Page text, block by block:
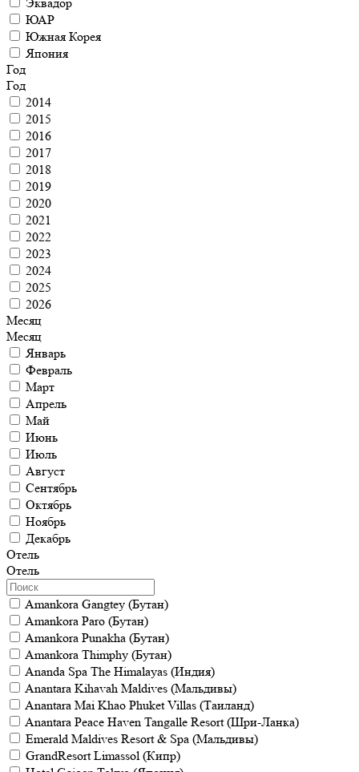
ЮАР
Южная Корея
Япония
Год
Год
2014
2015
2016
2017
2018
2019
2020
2021
2022
2023
2024
2025
2026
Месяц
Месяц
Январь
Февраль
Март
Апрель
Май
Июнь
Июль
Август
Сентябрь
Октябрь
Ноябрь
Декабрь
Отель
Отель
Amankora Gangtey (Бутан)
Amankora Paro (Бутан)
Amankora Punakha (Бутан)
Amankora Thimphy (Бутан)
Ananda Spa The Himalayas (Индия)
Anantara Kihavah Maldives (Мальдивы)
Anantara Mai Khao Phuket Villas (Таиланд)
Anantara Peace Haven Tangalle Resort (Шри-Ланка)
Emerald Maldives Resort & Spa (Мальдивы)
GrandResort Limassol (Кипр)